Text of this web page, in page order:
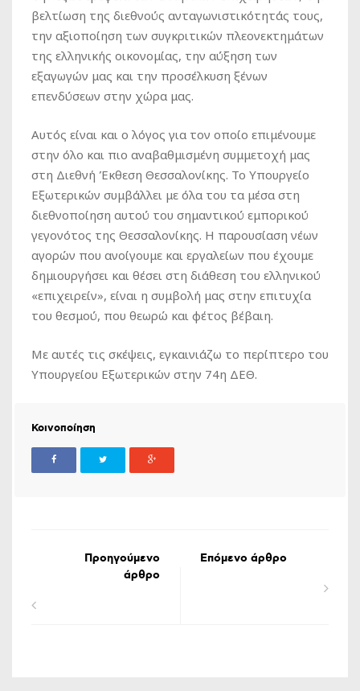
βελτίωση της διεθνούς ανταγωνιστικότητάς τους,
την αξιοποίηση των συγκριτικών πλεονεκτημάτων
της ελληνικής οικονομίας, την αύξηση των
εξαγωγών μας και την προσέλκυση ξένων
επενδύσεων στην χώρα μας.
Αυτός είναι και ο λόγος για τον οποίο επιμένουμε
στην όλο και πιο αναβαθμισμένη συμμετοχή μας
στη Διεθνή Έκθεση Θεσσαλονίκης. Το Υπουργείο
Εξωτερικών συμβάλλει με όλα του τα μέσα στη
διεθνοποίηση αυτού του σημαντικού εμπορικού
γεγονότος της Θεσσαλονίκης. Η παρουσίαση νέων
αγορών που ανοίγουμε και εργαλείων που έχουμε
δημιουργήσει και θέσει στη διάθεση του ελληνικού
«επιχειρείν», είναι η συμβολή μας στην επιτυχία
του θεσμού, που θεωρώ και φέτος βέβαιη.
Με αυτές τις σκέψεις, εγκαινιάζω το περίπτερο του
Υπουργείου Εξωτερικών στην 74η ΔΕΘ.
Κοινοποίηση
Προηγούμενο
άρθρο
Επόμενο άρθρο